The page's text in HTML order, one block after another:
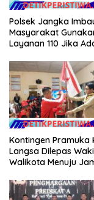
Polsek Jangka
Masyarakat
Layanan 110 Jika
Kontingen Pramuka
Langsa Dilepas
Walikota Menuju